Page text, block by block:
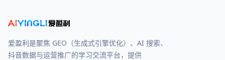
爱盈利是聚焦 GEO（生成式引擎优化）、AI 搜索、
抖音数据与运营推广的学习交流平台，提供